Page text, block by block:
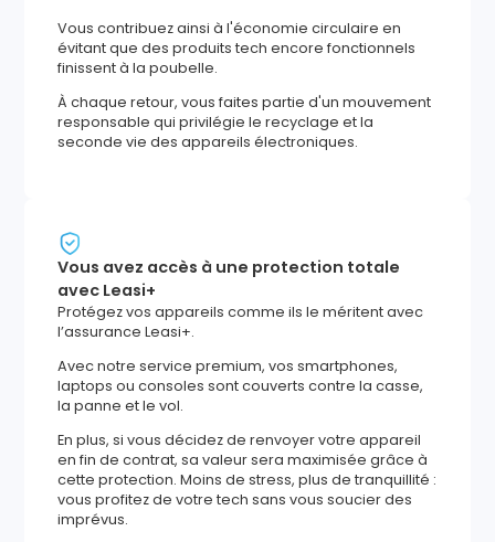
Vous contribuez ainsi à l'économie circulaire en
évitant que des produits tech encore fonctionnels
finissent à la poubelle.
À chaque retour, vous faites partie d'un mouvement
responsable qui privilégie le recyclage et la
seconde vie des appareils électroniques.
Vous avez accès à une protection totale
avec Leasi+
Protégez vos appareils comme ils le méritent avec
l’assurance Leasi+.
Avec notre service premium, vos smartphones,
laptops ou consoles sont couverts contre la casse,
la panne et le vol.
En plus, si vous décidez de renvoyer votre appareil
en fin de contrat, sa valeur sera maximisée grâce à
cette protection. Moins de stress, plus de tranquillité :
vous profitez de votre tech sans vous soucier des
imprévus.